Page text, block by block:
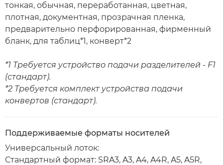
тонкая, обычная, переработанная, цветная,
плотная, документная, прозрачная пленка,
предварительно перфорированная, фирменный
бланк, для таблиц*1, конверт*2
*1 Требуется устройство подачи разделителей - F1
(стандарт).
*2 Требуется комплект устройства подачи
конвертов (стандарт).
Поддерживаемые форматы носителей
Универсальный лоток:
Стандартный формат: SRA3, A3, A4, A4R, A5, A5R,